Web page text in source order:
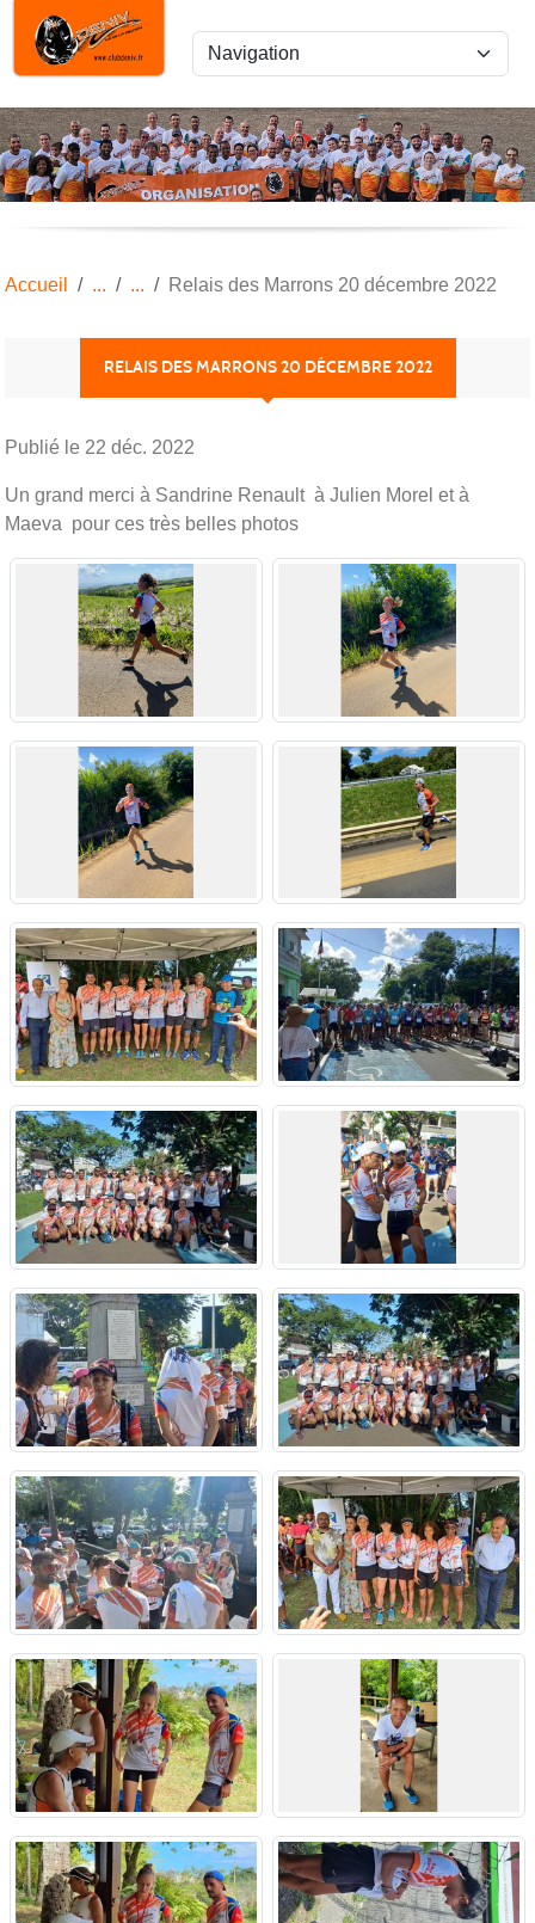
Accueil Relais des Marrons 20 décembre 2022
RELAIS DES MARRONS 20 DÉCEMBRE 2022
Publié le 22 déc. 2022
Un grand merci à Sandrine Renault à Julien Morel et à
Maeva pour ces très belles photos
Panneau de gestion des cookies